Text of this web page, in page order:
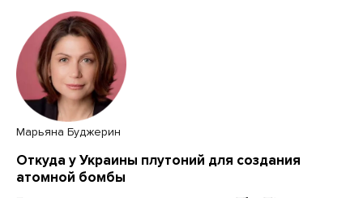
Марьяна Буджерин
Откуда у Украины плутоний для создания
атомной бомбы